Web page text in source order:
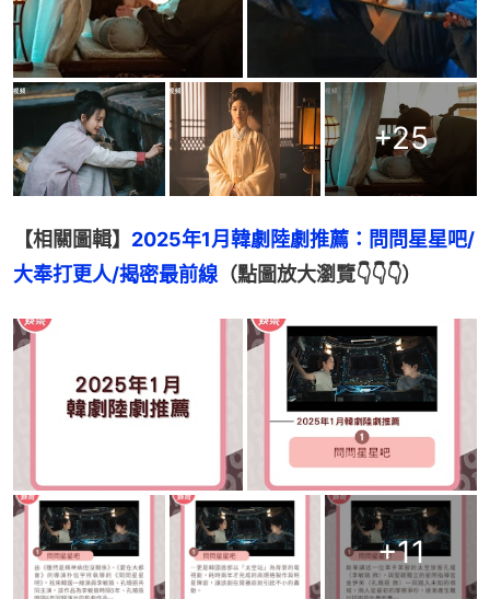
+25
【相關圖輯】 2025年1月韓劇陸劇推薦：問問星星吧/
大奉打更人/揭密最前線 （點圖放大瀏覽👇👇👇）
+11